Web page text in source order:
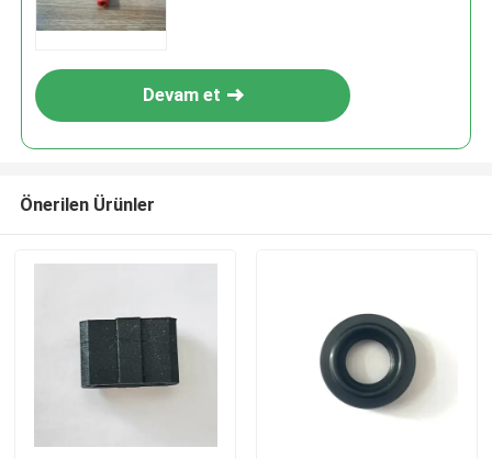
Devam et
Önerilen Ürünler